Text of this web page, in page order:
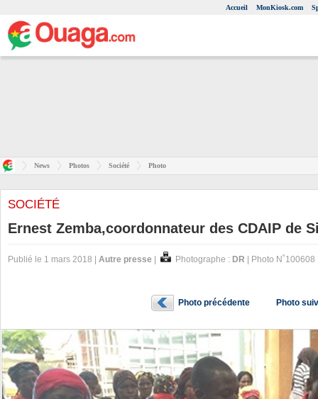
Accueil MonKiosk.com
News Photos Société Photo
SOCIÉTÉ
Ernest Zemba,coordonnateur des CDAIP de
Publié le 1 mars 2018 | Autre presse Photographe : DR | Photo N˚100608
Photo précédente Photo